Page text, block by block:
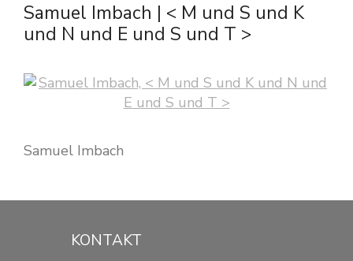
Samuel Imbach | < M und S und K
und N und E und S und T >
Samuel Imbach
KONTAKT